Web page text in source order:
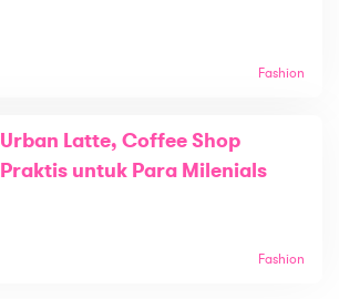
Fashion
Urban Latte, Coffee Shop
Praktis untuk Para Milenials
Fashion